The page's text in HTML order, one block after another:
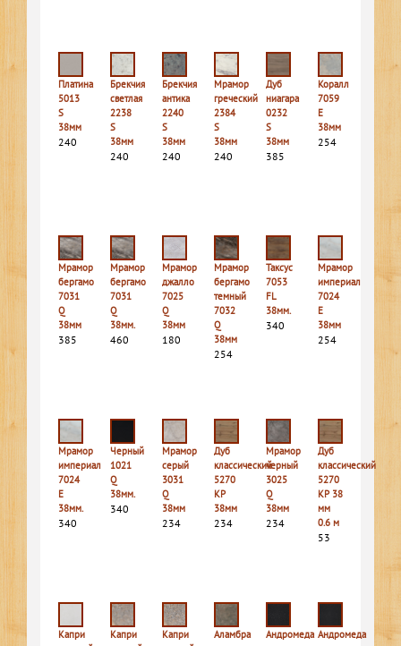
Платина
5013
S
38мм
240
Брекчия
светлая
2238
S
38мм
240
Брекчия
антика
2240
S
38мм
240
Мрамор
греческий
2384
S
38мм
240
Дуб
ниагара
0232
S
38мм
385
Коралл
7059
E
38мм
254
Мрамор
бергамо
7031
Q
38мм
385
Мрамор
бергамо
7031
Q
38мм.
460
Мрамор
джалло
7025
Q
38мм
180
Мрамор
бергамо
темный
7032
Q
38мм
254
Таксус
7053
FL
38мм.
340
Мрамор
империал
7024
E
38мм
254
Мрамор
империал
7024
E
38мм.
340
Черный
1021
Q
38мм.
340
Мрамор
серый
3031
Q
38мм
234
Дуб
классический
5270
КР
38мм
234
Мрамор
черный
3025
Q
38мм
234
Дуб
классический
5270
КР 38
мм
0.6 м
53
Капри
Капри
Капри
Аламбра
Андромеда Андромеда